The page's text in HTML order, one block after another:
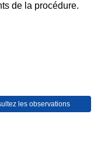
de la procédure.
les observations